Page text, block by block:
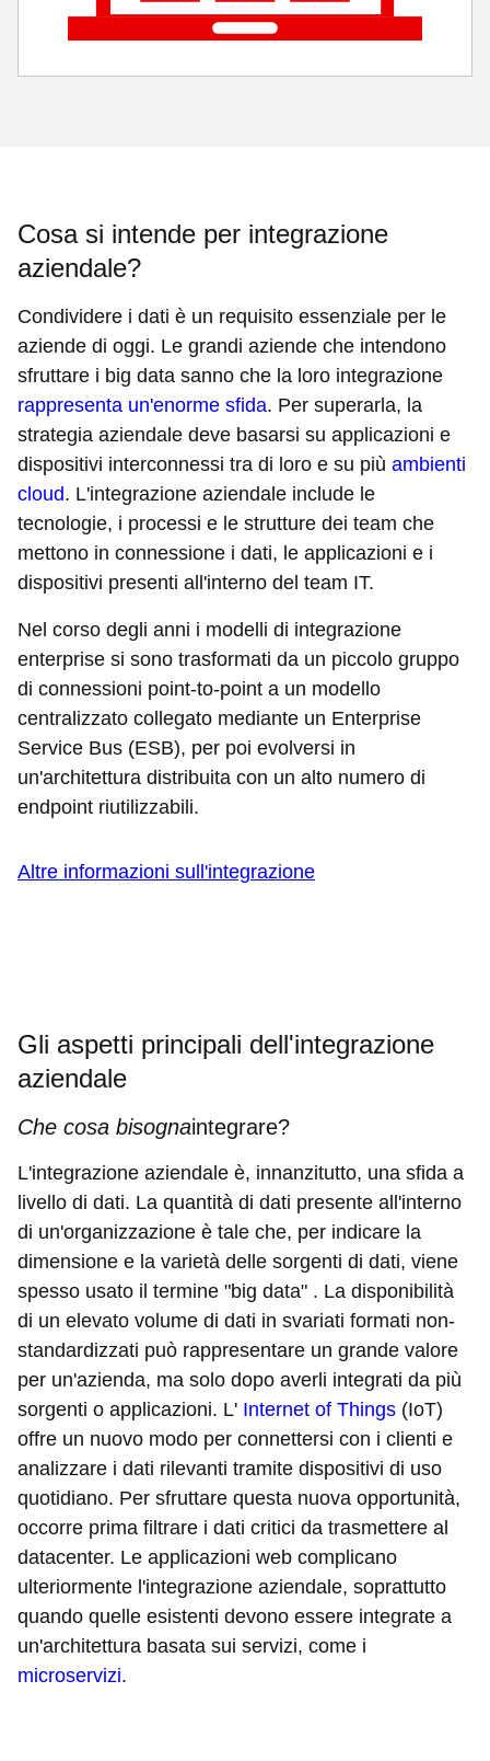
Cosa si intende per integrazione
aziendale?
Condividere i dati è un requisito essenziale per le
aziende di oggi. Le grandi aziende che intendono
sfruttare i big data sanno che la loro integrazione
rappresenta un'enorme sfida. Per superarla, la
strategia aziendale deve basarsi su applicazioni e
dispositivi interconnessi tra di loro e su più ambienti
cloud. L'integrazione aziendale include le
tecnologie, i processi e le strutture dei team che
mettono in connessione i dati, le applicazioni e i
dispositivi presenti all'interno del team IT.
Nel corso degli anni i modelli di integrazione
enterprise si sono trasformati da un piccolo gruppo
di connessioni point-to-point a un modello
centralizzato collegato mediante un Enterprise
Service Bus (ESB), per poi evolversi in
un'architettura distribuita con un alto numero di
endpoint riutilizzabili.
Altre informazioni sull'integrazione
Gli aspetti principali dell'integrazione
aziendale
Che cosa bisognaintegrare?
L'integrazione aziendale è, innanzitutto, una sfida a
livello di dati. La quantità di dati presente all'interno
di un'organizzazione è tale che, per indicare la
dimensione e la varietà delle sorgenti di dati, viene
spesso usato il termine "big data" . La disponibilità
di un elevato volume di dati in svariati formati non-
standardizzati può rappresentare un grande valore
per un'azienda, ma solo dopo averli integrati da più
sorgenti o applicazioni. L' Internet of Things (IoT)
offre un nuovo modo per connettersi con i clienti e
analizzare i dati rilevanti tramite dispositivi di uso
quotidiano. Per sfruttare questa nuova opportunità,
occorre prima filtrare i dati critici da trasmettere al
datacenter. Le applicazioni web complicano
ulteriormente l'integrazione aziendale, soprattutto
quando quelle esistenti devono essere integrate a
un'architettura basata sui servizi, come i
microservizi.